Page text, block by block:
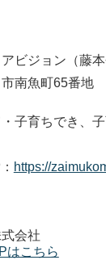
ビジョン（藤本
南魚町65番地
・子育ちでき、
： https://
会社
はこちら